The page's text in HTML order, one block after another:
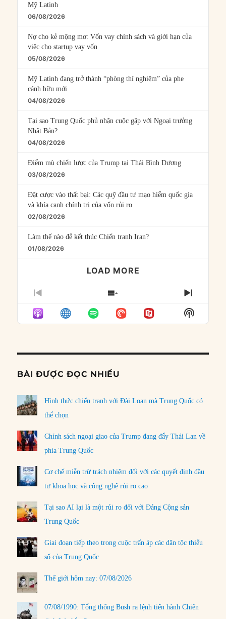
Mỹ Latinh
06/08/2026
Nợ cho kẻ mộng mơ: Vốn vay chính sách và giới hạn của
việc cho startup vay vốn
05/08/2026
Mỹ Latinh đang trở thành “phòng thí nghiệm” của phe
cánh hữu mới
04/08/2026
Tại sao Trung Quốc phủ nhận cuộc gặp với Ngoại trưởng
Nhật Bản?
04/08/2026
Điểm mù chiến lược của Trump tại Thái Bình Dương
03/08/2026
Đặt cược vào thất bại: Các quỹ đầu tư mạo hiểm quốc gia
và khía cạnh chính trị của vốn rủi ro
02/08/2026
Làm thế nào để kết thúc Chiến tranh Iran?
01/08/2026
LOAD MORE
PREVIOUS
EPISODE
SHOW
EPISODES
LIST
NEXT
Show
Podcast
BÀI ĐƯỢC ĐỌC NHIỀU
Hình thức chiến tranh với Đài Loan mà Trung Quốc có
thể chọn
Chính sách ngoại giao của Trump đang đẩy Thái Lan về
phía Trung Quốc
Cơ chế miễn trừ trách nhiệm đối với các quyết định đầu
tư khoa học và công nghệ rủi ro cao
Tại sao AI lại là một rủi ro đối với Đảng Cộng sản
Trung Quốc
Giai đoạn tiếp theo trong cuộc trấn áp các dân tộc thiểu
số của Trung Quốc
Thế giới hôm nay: 07/08/2026
07/08/1990: Tổng thống Bush ra lệnh tiến hành Chiến